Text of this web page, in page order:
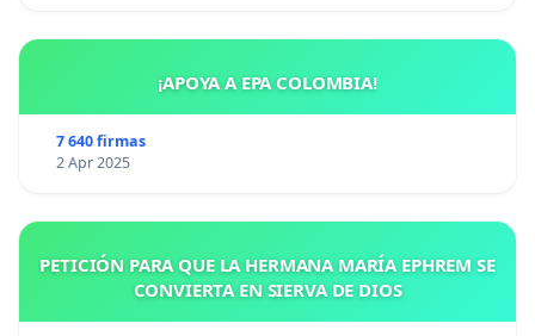
¡APOYA A EPA COLOMBIA!
7 640 firmas
2 Apr 2025
PETICIÓN PARA QUE LA HERMANA MARÍA EPHREM SE
CONVIERTA EN SIERVA DE DIOS